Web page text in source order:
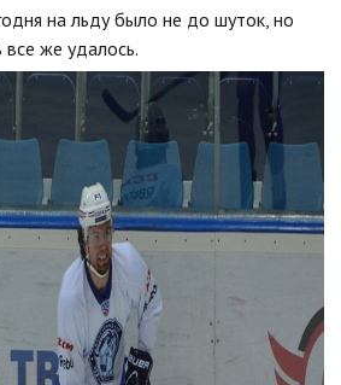
на льду было не до шуток, но
же удалось.